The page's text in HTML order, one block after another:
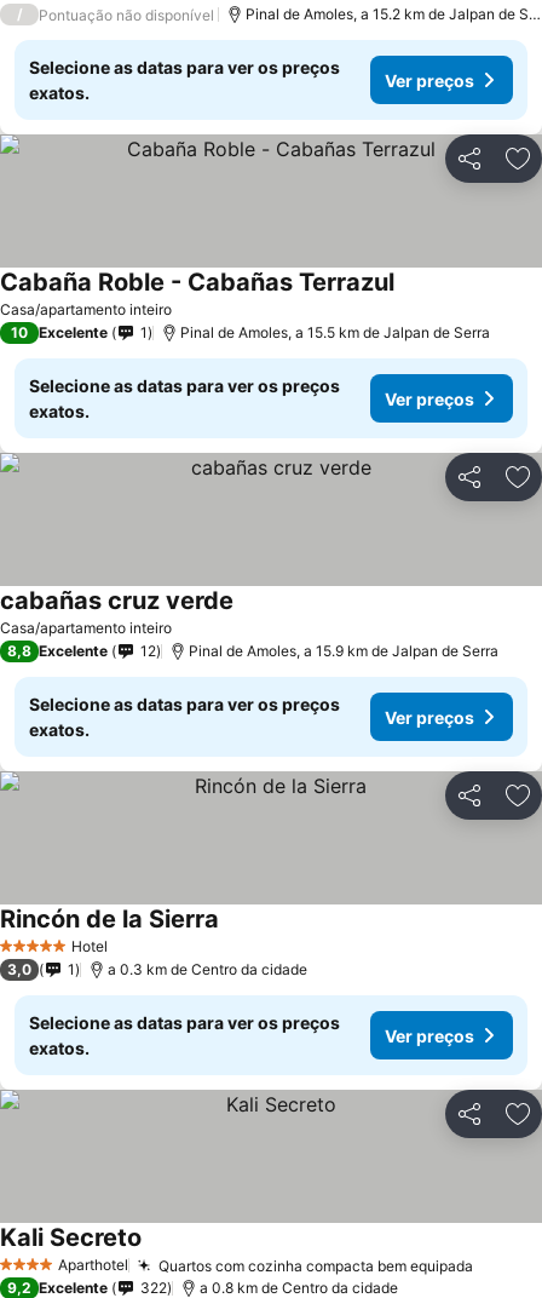
/ Pontuação não disponível Pinal de Amoles, a 15.2 km de Jalpan de
Selecione as datas para ver os preços
exatos.
Ver preços
Partilhar
Casa/apartamento inteiro
Cabaña Roble - Cabañas TerrazulVer preços
10 Excelente 1 Pinal de Amoles, a 15.5 km de Jalpan de Serra
Selecione as datas para ver os preços
exatos.
Ver preços
Partilhar
Casa/apartamento inteiro
cabañas cruz verde
8,8 Excelente 12 Pinal de Amoles, a 15.9 km de Jalpan de Serra
Selecione as datas para ver os preços
exatos.
Ver preços
Partilhar
5 Estrelas Hotel
Rincón de la Sierra
3,0 1 a 0.3 km de Centro da cidade
Selecione as datas para ver os preços
exatos.
Ver preços
Partilhar
4 EstrelasAparthotel Quartos com cozinha compacta bem equipada
Kali Secreto
9,2 Excelente 322 a 0.8 km de Centro da cidade